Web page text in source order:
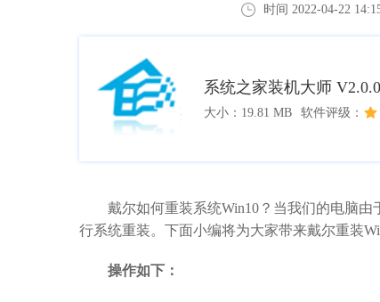
时间 2022-04-22
系统之家装机大师
大小：19.81 MB 软件评级：
戴尔如何重装系统Win10？当我们的电脑由
行系统重装。下面小编将为大家带来戴尔重装
操作如下：